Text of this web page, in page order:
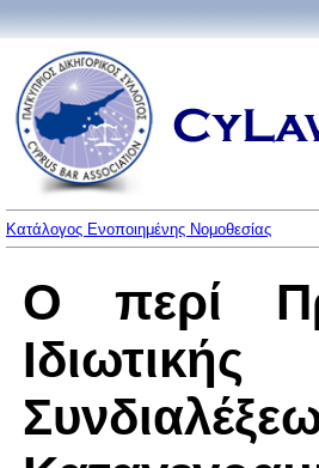
Κατάλογος Ενοποιημένης Νομοθεσίας
Ο περί